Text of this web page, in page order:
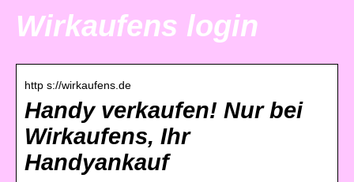
Wirkaufens login
http s://wirkaufens.de
Handy verkaufen! Nur bei
Wirkaufens, Ihr
Handyankauf